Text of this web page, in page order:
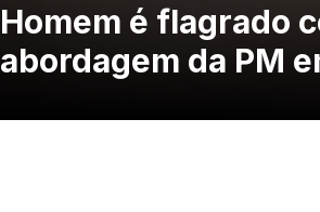
Homem é flagrado
abordagem da PM